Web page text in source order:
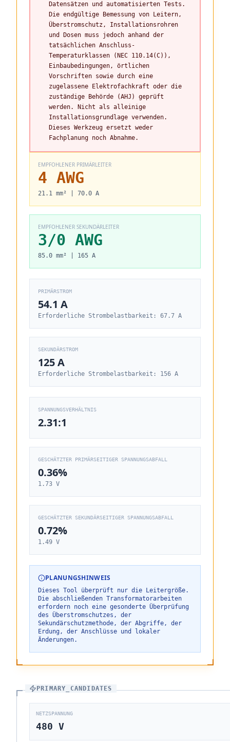
Datensätzen und automatisierten Tests.
Die endgültige Bemessung von Leitern,
Überstromschutz, Installationsrohren
und Dosen muss jedoch anhand der
tatsächlichen Anschluss-
Temperaturklassen (NEC 110.14(C)),
Einbaubedingungen, örtlichen
Vorschriften sowie durch eine
zugelassene Elektrofachkraft oder die
zuständige Behörde (AHJ) geprüft
werden. Nicht als alleinige
Installationsgrundlage verwenden.
Dieses Werkzeug ersetzt weder
Fachplanung noch Abnahme.
EMPFOHLENER PRIMÄRLEITER
4 AWG
21.1 mm² | 70.0 A
EMPFOHLENER SEKUNDÄRLEITER
3/0 AWG
85.0 mm² | 165 A
PRIMÄRSTROM
54.1 A
Erforderliche Strombelastbarkeit: 67.7 A
SEKUNDÄRSTROM
125 A
Erforderliche Strombelastbarkeit: 156 A
SPANNUNGSVERHÄLTNIS
2.31:1
GESCHÄTZTER PRIMÄRSEITIGER SPANNUNGSABFALL
0.36%
1.73 V
GESCHÄTZTER SEKUNDÄRSEITIGER SPANNUNGSABFALL
0.72%
1.49 V
PLANUNGSHINWEIS
Dieses Tool überprüft nur die Leitergröße.
Die abschließenden Transformatorarbeiten
erfordern noch eine gesonderte Überprüfung
des Überstromschutzes, der
Sekundärschutzmethode, der Abgriffe, der
Erdung, der Anschlüsse und lokaler
Änderungen.
PRIMARY_CANDIDATES
NETZSPANNUNG
480 V